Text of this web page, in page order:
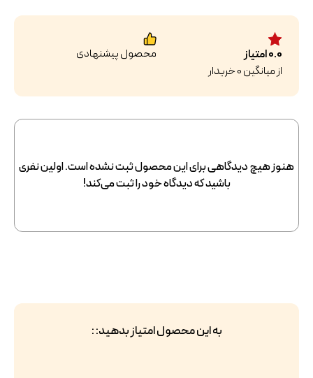
0.0امتیاز
از میانگین0خریدار
محصول پیشنهادی
هنوز هیچ دیدگاهی برای این محصول ثبت نشده است. اولین نفری
باشید که دیدگاه خود را ثبت می‌کند!
به این محصول امتیاز بدهید: :